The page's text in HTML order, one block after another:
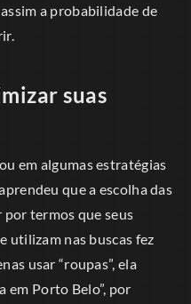
a probabilidade de
suas
em algumas estratégias
que a escolha das
termos que seus
utilizam nas buscas fez
usar “roupas”, ela
em Porto Belo”, por